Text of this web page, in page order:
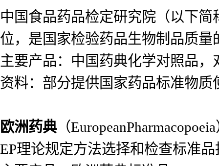
中国食品药品检定研究院（以下
位，是国家检验药品生物制品质
主要产品：中国药典化学对照品
资料：部分提供国家药品标准物质
欧洲药典（
EP理论规定方法选择和检查标准